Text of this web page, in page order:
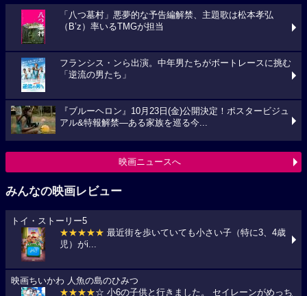
「八つ墓村」悪夢的な予告編解禁、主題歌は松本孝弘
（B’z）率いるTMGが担当
フランシス・ンら出演。中年男たちがボートレースに挑む
「逆流の男たち」
『ブルーヘロン』10月23日(金)公開決定！ポスタービジュ
アル&特報解禁―ある家族を巡る今...
映画ニュースへ
みんなの映画レビュー
トイ・ストーリー5
★★★★★ 最近街を歩いていても小さい子（特に3、4歳
児）がi...
映画ちいかわ 人魚の島のひみつ
★★★★☆ 小6の子供と行きました。 セイレーンがめっち